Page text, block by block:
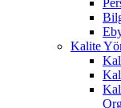
Kalite